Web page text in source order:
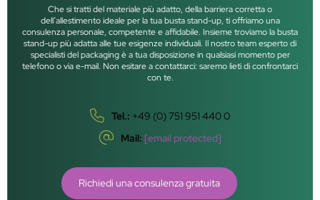
Che si tratti del materiale più adatto, della barriera corretta o
dell’allestimento ideale per la tua busta stand-up, ti offriamo una
consulenza personale, competente e affidabile. Insieme troviamo la busta
stand-up più adatta alle tue esigenze individuali. Il nostro team esperto di
specialisti del packaging è a tua disposizione in qualsiasi momento per
telefono o via e-mail. Non esitare a contattarci: saremo lieti di confrontarci
con te.
Tel.: +49 (0) 751 951 440 0
Mail: [email protected]
Richiedi una consulenza gratuita